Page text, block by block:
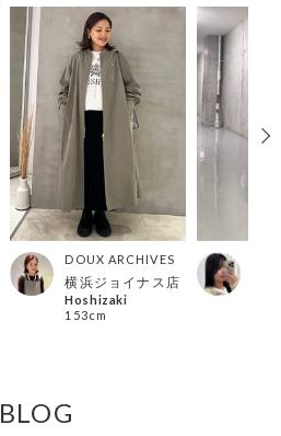
DOUX ARCHIVES
横浜ジョイナス店
Hoshizaki
153cm
BLOG